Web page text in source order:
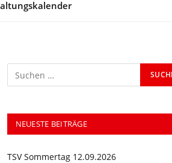
NEUESTE BEITRÄGE
TSV Sommertag 12.09.2026